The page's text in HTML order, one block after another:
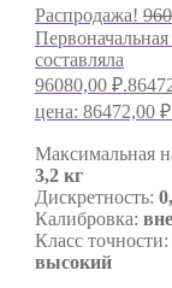
Распродажа!
Первоначальная
составляла
96080,00 ₽.
цена: 86472,00
Максимальная
3,2 кг
Дискретность:
Калибровка:
Класс точности:
высокий